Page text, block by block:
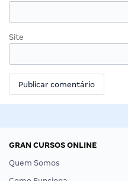
Site
GRAN CURSOS ONLINE
Quem Somos